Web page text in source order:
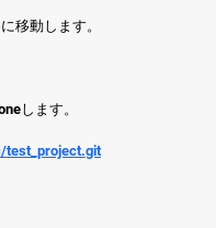
移動します。
します。
test_project.git